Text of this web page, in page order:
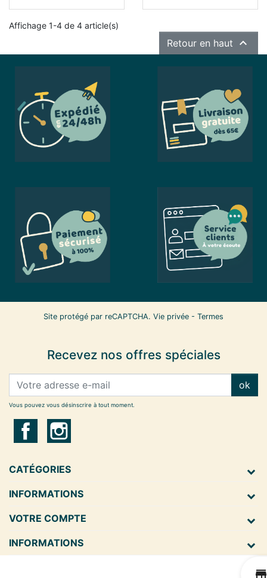
Affichage 1-4 de 4 article(s)
Retour en haut 
Site protégé par reCAPTCHA. Vie privée - Termes
Recevez nos offres spéciales
ok
Vous pouvez vous désinscrire à tout moment.
CATÉGORIES
INFORMATIONS
VOTRE COMPTE
INFORMATIONS